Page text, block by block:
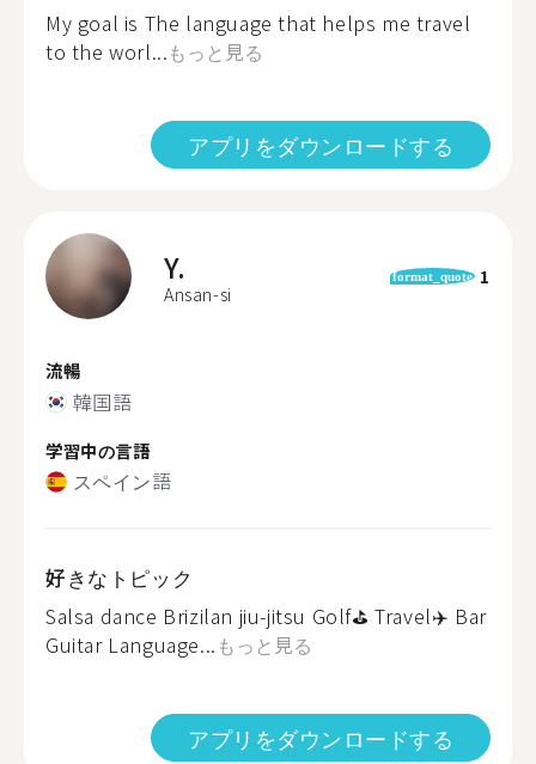
My goal is The language that helps me travel
to the worl...もっと見る
アプリをダウンロードする
Y.
Ansan-si
format_quote 1
流暢
韓国語
学習中の言語
スペイン語
好きなトピック
Salsa dance Brizilan jiu-jitsu Golf⛳️ Travel✈️ Bar
Guitar Language... もっと見る
アプリをダウンロードする